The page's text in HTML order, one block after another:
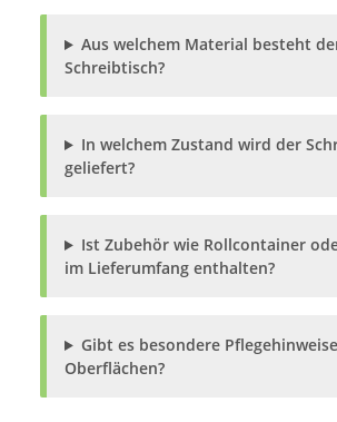
Aus welchem Material besteht
Schreibtisch?
In welchem Zustand wird der
geliefert?
Ist Zubehör wie Rollcontainer
im Lieferumfang enthalten?
Gibt es besondere
Oberflächen?